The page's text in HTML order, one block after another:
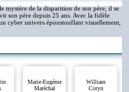
mystère de la disparition de son père, il se
son père depuis 25 ans. Avec la fidèle
cyber univers époustouflant visuellement,
Marie-Eugénie
Maréchal
William
Coryn